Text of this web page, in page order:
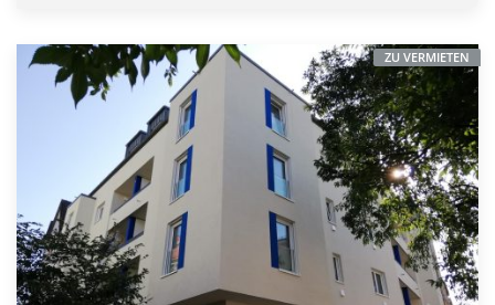
ZU VERMIETEN